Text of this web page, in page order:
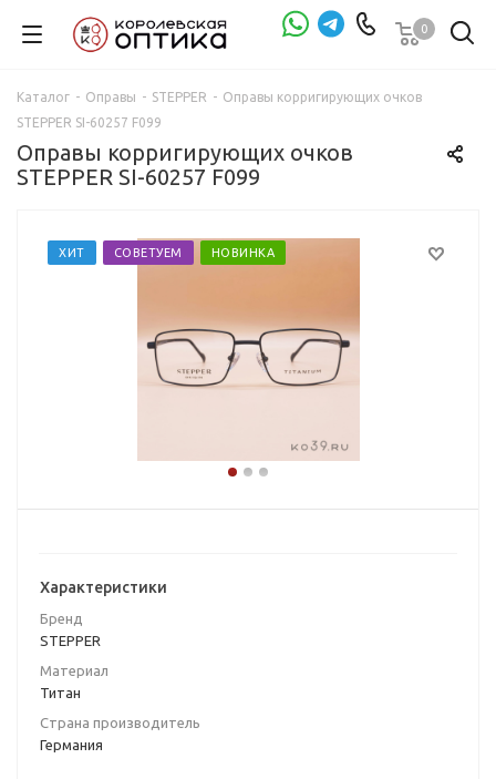
0
Каталог - Оправы - STEPPER - Оправы корригирующих очков
STEPPER SI-60257 F099
Оправы корригирующих очков
STEPPER SI-60257 F099
ХИТ СОВЕТУЕМ НОВИНКА
Характеристики
Бренд
STEPPER
Материал
Титан
Страна производитель
Германия